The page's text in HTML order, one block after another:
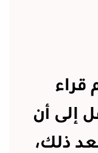
قراء
إلى أن
ذلك،